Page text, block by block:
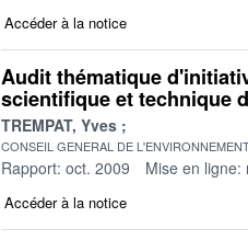
Accéder à la notice
Audit thématique
scientifique et technique
TREMPAT, Yves
CONSEIL GENERAL DE
Rapport: oct. 2009 Mise en ligne:
Accéder à la notice